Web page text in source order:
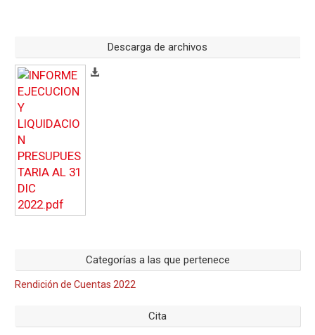
Descarga de archivos
Categorías a las que pertenece
Rendición de Cuentas 2022
Cita